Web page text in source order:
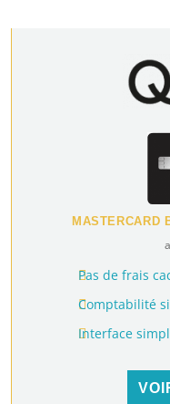
MASTERCARD
Pas de frais
Comptabilité
Interface